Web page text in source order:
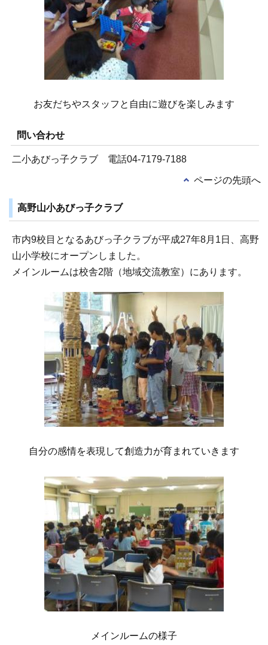
お友だちやスタッフと自由に遊びを楽しみます
問い合わせ
二小あびっ子クラブ 電話04-7179-7188
ページの先頭へ
高野山小あびっ子クラブ
市内9校目となるあびっ子クラブが平成27年8月1日、高野
山小学校にオープンしました。
メインルームは校舎2階（地域交流教室）にあります。
自分の感情を表現して創造力が育まれていきます
メインルームの様子